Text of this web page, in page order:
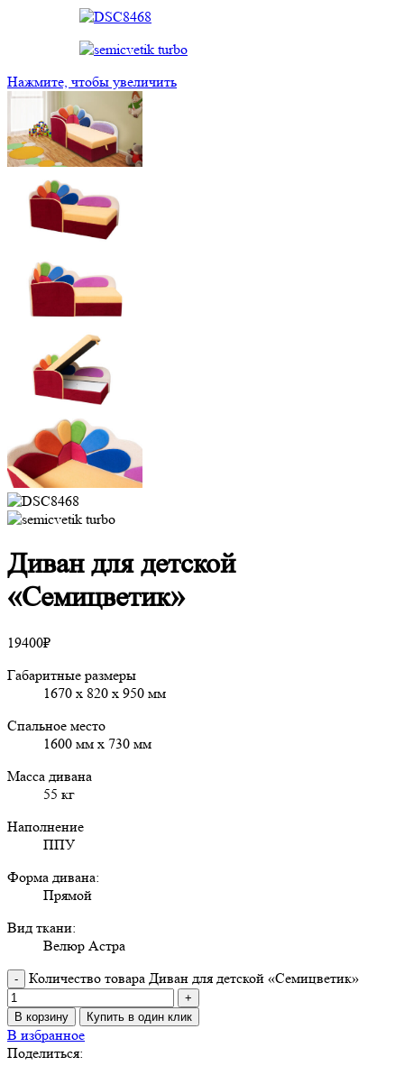
Нажмите, чтобы увеличить
Диван для детской
«Семицветик»
19400₽
Габаритные размеры
1670 х 820 х 950 мм
Спальное место
1600 мм х 730 мм
Масса дивана
55 кг
Наполнение
ППУ
Форма дивана:
Прямой
Вид ткани:
Велюр Астра
Количество товара Диван для детской «Семицветик»
В корзину Купить в один клик
В избранное
Поделиться: